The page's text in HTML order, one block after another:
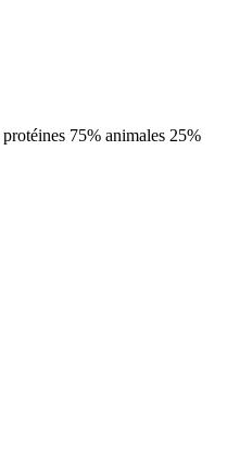
75% animales 25%